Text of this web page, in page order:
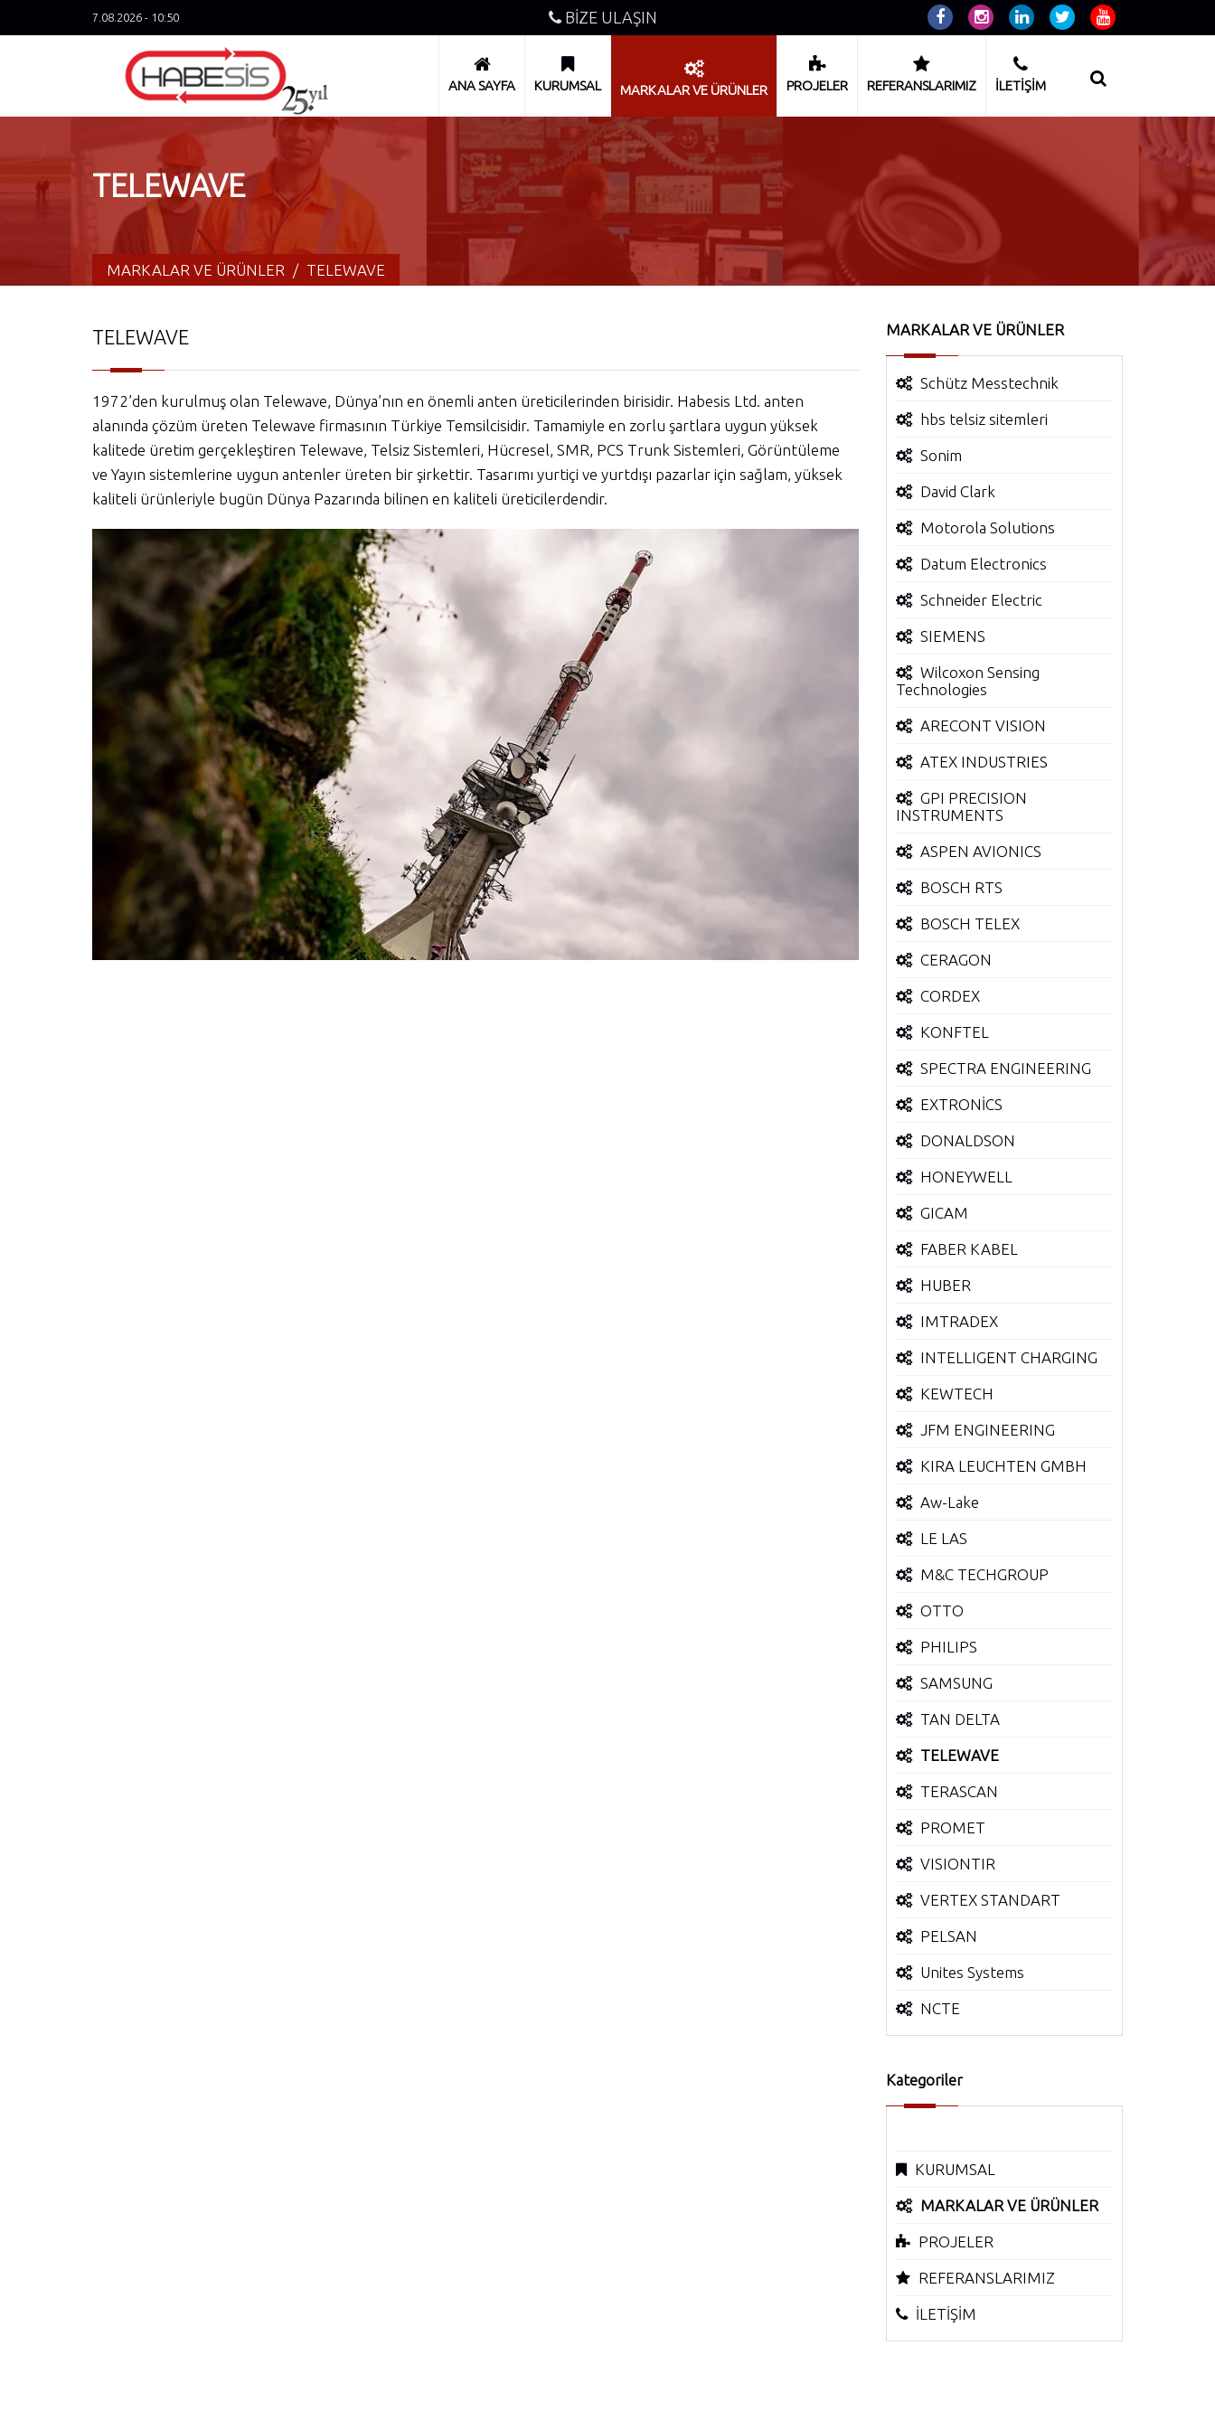
7.08.2026 - 10:50 BİZE ULAŞIN
ANA SAYFA KURUMSAL MARKALAR VE ÜRÜNLER PROJELER REFERANSLARIMIZ İLETİŞİM
TELEWAVE
MARKALAR VE ÜRÜNLER / TELEWAVE
TELEWAVE
1972’den kurulmuş olan Telewave, Dünya’nın en önemli anten üreticilerinden birisidir. Habesis Ltd. anten
alanında çözüm üreten Telewave firmasının Türkiye Temsilcisidir. Tamamiyle en zorlu şartlara uygun yüksek
kalitede üretim gerçekleştiren Telewave, Telsiz Sistemleri, Hücresel, SMR, PCS Trunk Sistemleri, Görüntüleme
ve Yayın sistemlerine uygun antenler üreten bir şirkettir. Tasarımı yurtiçi ve yurtdışı pazarlar için sağlam, yüksek
kaliteli ürünleriyle bugün Dünya Pazarında bilinen en kaliteli üreticilerdendir.
MARKALAR VE ÜRÜNLER
Schütz Messtechnik
hbs telsiz sitemleri
Sonim
David Clark
Motorola Solutions
Datum Electronics
Schneider Electric
SIEMENS
Wilcoxon Sensing
Technologies
ARECONT VISION
ATEX INDUSTRIES
GPI PRECISION
INSTRUMENTS
ASPEN AVIONICS
BOSCH RTS
BOSCH TELEX
CERAGON
CORDEX
KONFTEL
SPECTRA ENGINEERING
EXTRONİCS
DONALDSON
HONEYWELL
GICAM
FABER KABEL
HUBER
IMTRADEX
INTELLIGENT CHARGING
KEWTECH
JFM ENGINEERING
KIRA LEUCHTEN GMBH
Aw-Lake
LE LAS
M&C TECHGROUP
OTTO
PHILIPS
SAMSUNG
TAN DELTA
TELEWAVE
TERASCAN
PROMET
VISIONTIR
VERTEX STANDART
PELSAN
Unites Systems
NCTE
Kategoriler
KURUMSAL
MARKALAR VE ÜRÜNLER
PROJELER
REFERANSLARIMIZ
İLETİŞİM